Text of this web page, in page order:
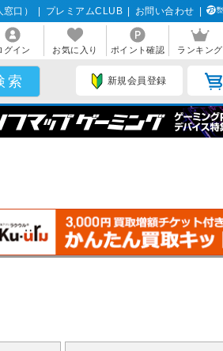
口） プレミアムCLUB お問い合わせ
グイン お気に入り ポイント確認 ランキング
新規会員登録